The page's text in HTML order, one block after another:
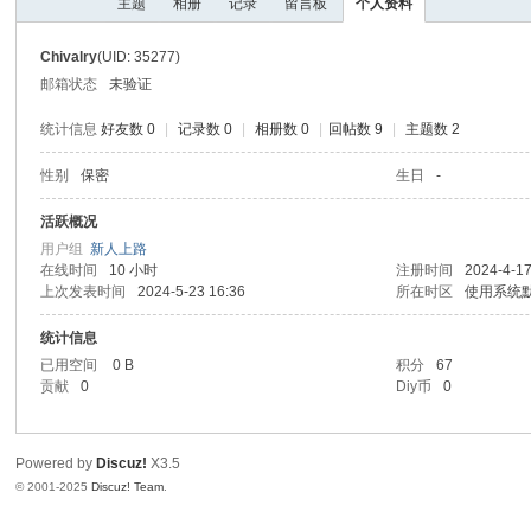
a
m
主题 相册 记录 留言板 个人资料
Chivalry(UID: 35277)
邮箱状态
未验证
统计信息 好友数 0 记录数 0 相册数 0 回帖数 9 主题数 2
性别 保密 生日 -
活跃概况
用户组新人上路
在线时间
10 小时 注册时间
2024-4-
上次发表时间
2024-5-23 16:36 所在时区 使用系统
统计信息
已用空间
0 B 积分
67
贡献
0 Diy币 0
Powered by Discuz! X3.5
© 2001-2025Discuz! Team